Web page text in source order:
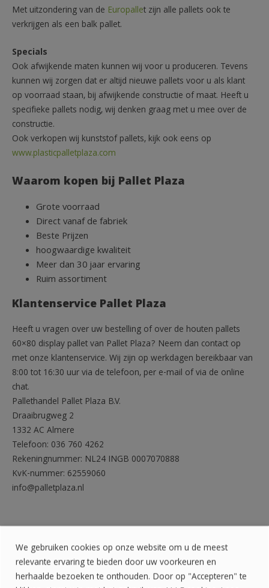
Met uitzondering van de Europallet zijn alle pallets ook te
verkrijgen als een balk pallet.
Specials
Ook afwijkende maten kunnen wij voor u produceren. Tevens
kunnen wij zorgen dat er altijd nieuwe pallets voor u als klant
op voorraad staan, bij afwijkende constructie of maat. Heeft u
specifieke pallets nodig, wij denken graag met u mee over de
constructie.
Ook verkopen wij kunststof pallets, kijk ook eens op
www.plasticpalletplaza.com
Waarom kopen bij Pallet Plaza
Grote voorraad
Direct vanaf de fabriek
Beste Prijzen
hoogwaardige kwaliteit
Meer dan 30 jaar ervaring
Ruim assortiment
Klantenservice Pallet Plaza
Heeft u vragen over uw bestelling of over de houten pallets
60×80 display pallet van Pallet Plaza? Neem dan contact op
met onze klantenservice. Wij zijn op werkdagen bereikbaar van
8:00 tot 16:30 uur via de telefoon, per e-mail of via de online
chat.
Pallethandel Pallet Plaza B.V.
Draaibrugweg 2
1332 AC Almere
Telefoon: 036 760 4262
Rekeningnummer: NL24 INGB 0007070888
KvK-nummer: 62559060
info@palletplaza.nl
We gebruiken cookies op onze website om u de meest
relevante ervaring te bieden door uw voorkeuren en
herhaalde bezoeken te onthouden. Door op "Accepteren" te